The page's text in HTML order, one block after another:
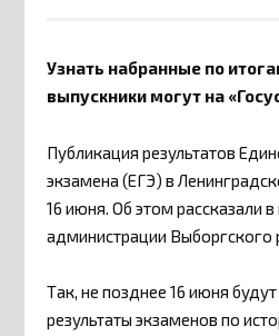
Узнать набранные по
выпускники могут на
Публикация результатов
экзамена (ЕГЭ) в
16 июня. Об этом рассказали
администрации Выборгского
Так, не позднее 16 июня
результаты экзаменов по